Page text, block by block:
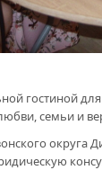
гостиной
семьи и
округа